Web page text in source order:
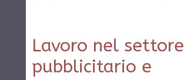
Lavoro nel settore
pubblicitario e